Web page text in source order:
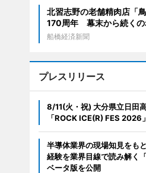
北習志野の老舗精肉店「
170周年 幕末から続くの
船橋経済新聞
プレスリリース
8/11(火・祝) 大分県立日田
「ROCK ICE(R) FES 2026
半導体業界の現場知見をも
経験を業界目線で読み解く
ベータ版を公開